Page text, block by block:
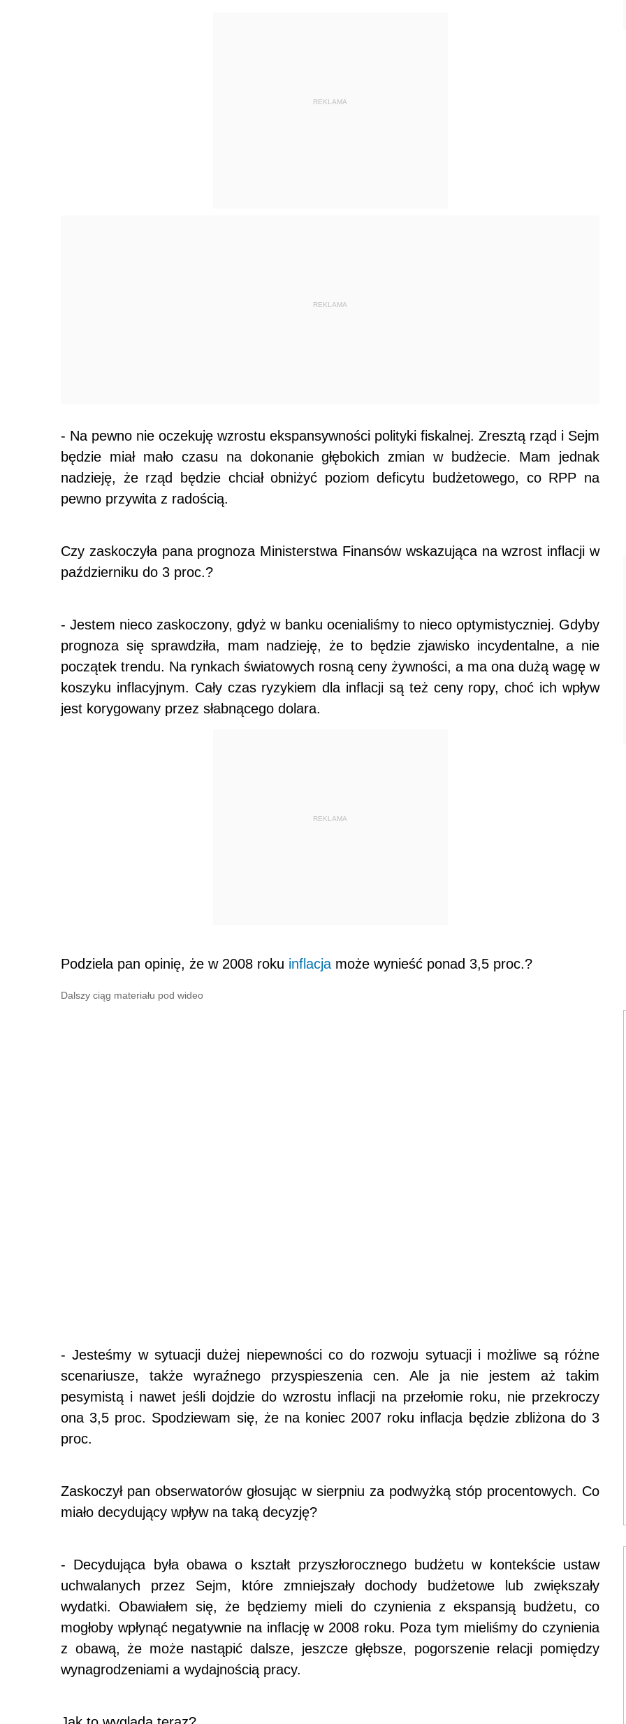
REKLAMA
REKLAMA
- Na pewno nie oczekuję wzrostu ekspansywności polityki fiskalnej. Zresztą rząd i Sejm
będzie miał mało czasu na dokonanie głębokich zmian w budżecie. Mam jednak
nadzieję, że rząd będzie chciał obniżyć poziom deficytu budżetowego, co RPP na
pewno przywita z radością.
Czy zaskoczyła pana prognoza Ministerstwa Finansów wskazująca na wzrost inflacji w
październiku do 3 proc.?
- Jestem nieco zaskoczony, gdyż w banku ocenialiśmy to nieco optymistyczniej. Gdyby
prognoza się sprawdziła, mam nadzieję, że to będzie zjawisko incydentalne, a nie
początek trendu. Na rynkach światowych rosną ceny żywności, a ma ona dużą wagę w
koszyku inflacyjnym. Cały czas ryzykiem dla inflacji są też ceny ropy, choć ich wpływ
jest korygowany przez słabnącego dolara.
REKLAMA
Podziela pan opinię, że w 2008 roku inflacja może wynieść ponad 3,5 proc.?
Dalszy ciąg materiału pod wideo
- Jesteśmy w sytuacji dużej niepewności co do rozwoju sytuacji i możliwe są różne
scenariusze, także wyraźnego przyspieszenia cen. Ale ja nie jestem aż takim
pesymistą i nawet jeśli dojdzie do wzrostu inflacji na przełomie roku, nie przekroczy
ona 3,5 proc. Spodziewam się, że na koniec 2007 roku inflacja będzie zbliżona do 3
proc.
Zaskoczył pan obserwatorów głosując w sierpniu za podwyżką stóp procentowych. Co
miało decydujący wpływ na taką decyzję?
- Decydująca była obawa o kształt przyszłorocznego budżetu w kontekście ustaw
uchwalanych przez Sejm, które zmniejszały dochody budżetowe lub zwiększały
wydatki. Obawiałem się, że będziemy mieli do czynienia z ekspansją budżetu, co
mogłoby wpłynąć negatywnie na inflację w 2008 roku. Poza tym mieliśmy do czynienia
z obawą, że może nastąpić dalsze, jeszcze głębsze, pogorszenie relacji pomiędzy
wynagrodzeniami a wydajnością pracy.